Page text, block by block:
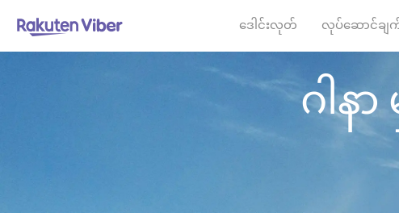
ဒေါင်းလုတ် လုပ်ဆောင်ချက်
ဂါန